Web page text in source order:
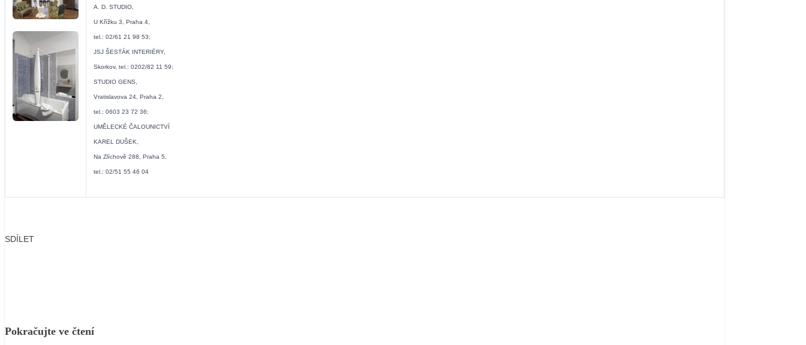
A. D. STUDIO,
U Křížku 3, Praha 4,
tel.: 02/61 21 98 53;
JSJ ŠESTÁK INTERIÉRY,
Skorkov, tel.: 0202/82 11 59;
STUDIO GENS,
Vratislavova 24, Praha 2,
tel.: 0603 23 72 36;
UMĚLECKÉ ČALOUNICTVÍ
KAREL DUŠEK,
Na Zlíchově 288, Praha 5,
tel.: 02/51 55 46 04
SDÍLET
Pokračujte ve čtení